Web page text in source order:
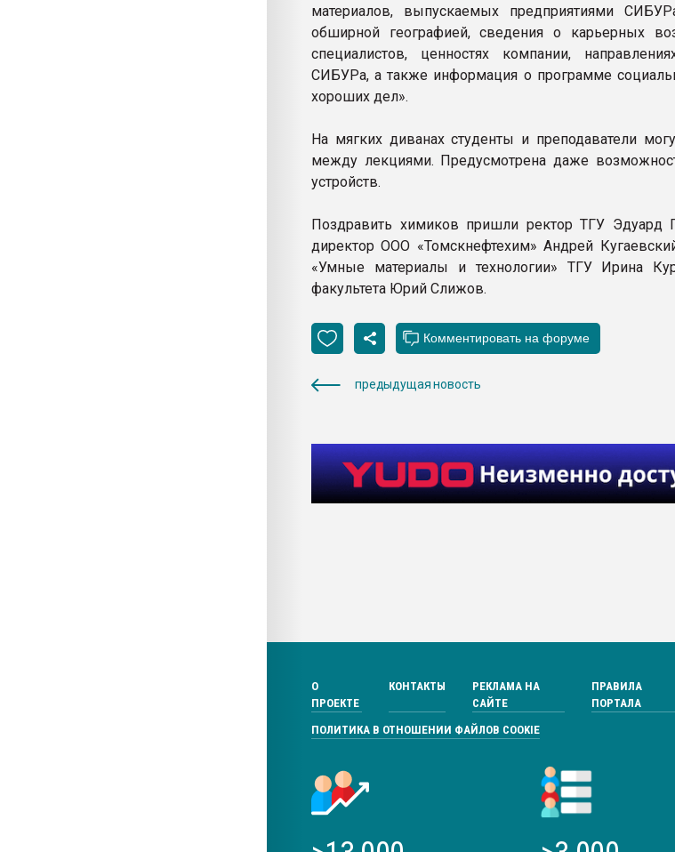
материалов, выпускаемых предприятиями
обширной географией, сведения о карьерных
специалистов, ценностях компании,
СИБУРа, а также информация о программе
хороших дел».
На мягких диванах студенты и преподаватели
между лекциями. Предусмотрена даже
устройств.
Поздравить химиков пришли ректор ТГУ Эдуард
директор ООО «Томскнефтехим» Андрей
«Умные материалы и технологии» ТГУ Ирина
факультета Юрий Слижов.
предыдущая новость
О
ПРОЕКТЕ
КОНТАКТЫ
РЕКЛАМА НА
САЙТЕ
ПРАВИЛА
ПОРТАЛА
ПОЛИТИКА В ОТНОШЕНИИ ФАЙЛОВ COOKIE